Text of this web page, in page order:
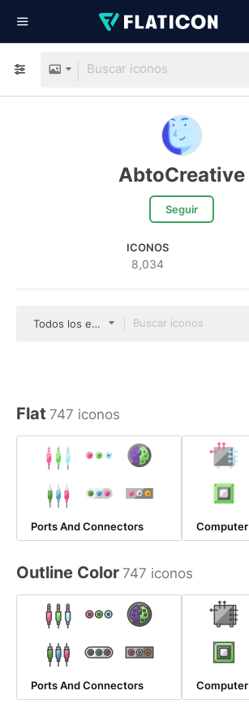
AbtoCreative
Seguir
ICONOS
8,034
Todos los estilos
Flat 747 iconos
Ports And Connectors Computer
Outline Color 747 iconos
Ports And Connectors Computer